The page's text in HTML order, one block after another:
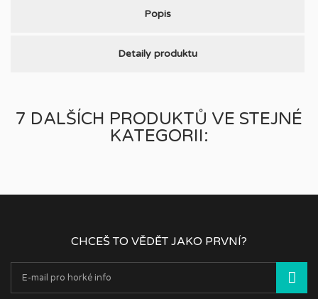
Popis
Detaily produktu
7 DALŠÍCH PRODUKTŮ VE STEJNÉ
KATEGORII:
CHCEŠ TO VĚDĚT JAKO PRVNÍ?